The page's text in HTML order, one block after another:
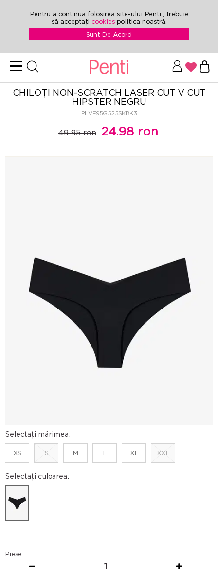
Pentru a continua folosirea site-ului Penti , trebuie
să acceptați cookies politica noastră.
Sunt De Acord
CHILOȚI NON-SCRATCH LASER CUT V CUT
HIPSTER NEGRU
PLVF95G525SKBK3
49.95 ron 24.98 ron
Selectați mărimea:
XS S M L XL XXL
Selectați culoarea:
Piese
1